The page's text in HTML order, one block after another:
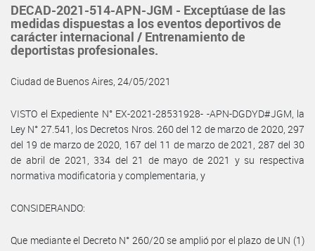
DECAD-2021-514-APN-JGM - Exceptúase de las
medidas dispuestas a los eventos deportivos de
carácter internacional / Entrenamiento de
deportistas profesionales.
Ciudad de Buenos Aires, 24/05/2021
VISTO el Expediente N° EX-2021-28531928- -APN-DGDYD#JGM, la
Ley N° 27.541, los Decretos Nros. 260 del 12 de marzo de 2020, 297
del 19 de marzo de 2020, 167 del 11 de marzo de 2021, 287 del 30
de abril de 2021, 334 del 21 de mayo de 2021 y su respectiva
normativa modificatoria y complementaria, y
CONSIDERANDO:
Que mediante el Decreto N° 260/20 se amplió por el plazo de UN (1)